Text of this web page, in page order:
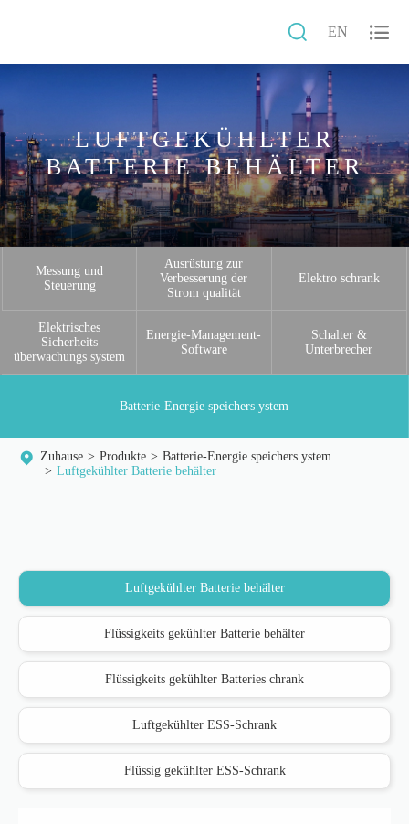
 EN 
LUFTGEKÜHLTER
BATTERIE BEHÄLTER
Messung und
Steuerung
Ausrüstung zur
Verbesserung der
Strom qualität
Elektro schrank
Elektrisches
Sicherheits
überwachungs system
Energie-Management-
Software
Schalter &
Unterbrecher
Batterie-Energie speichers ystem
Zuhause Produkte
Batterie-Energie speichers ystem
Luftgekühlter Batterie behälter
Luftgekühlter Batterie behälter
Flüssigkeits gekühlter Batterie behälter
Flüssigkeits gekühlter Batteries chrank
Luftgekühlter ESS-Schrank
Flüssig gekühlter ESS-Schrank